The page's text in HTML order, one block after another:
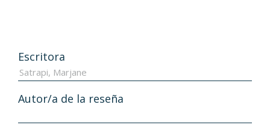
Escritora
Autor/a de la reseña